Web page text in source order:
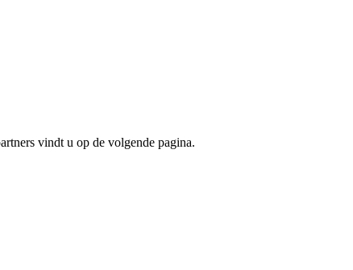
vindt u op de volgende pagina.